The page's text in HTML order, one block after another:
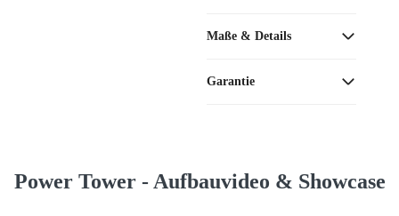
Maße & Details
Garantie
Power Tower - Aufbauvideo & Showcase